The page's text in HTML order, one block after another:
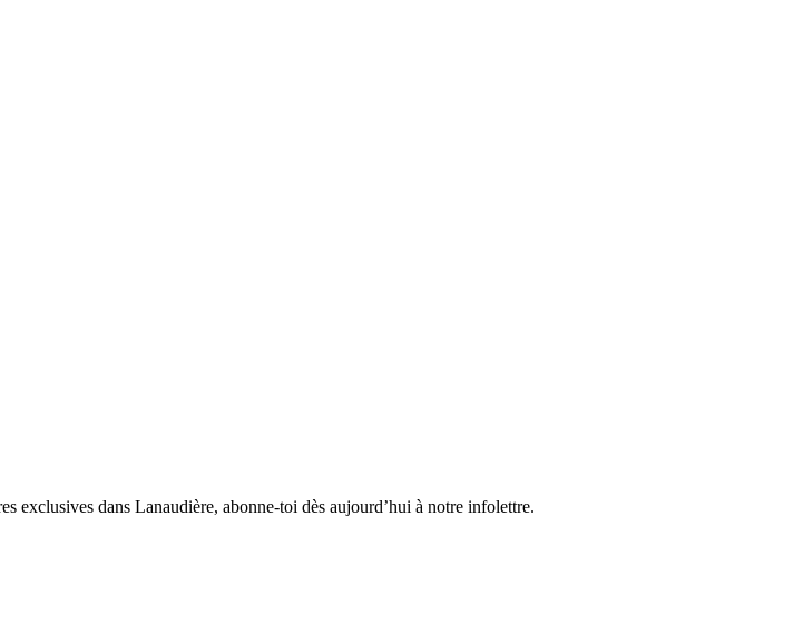
exclusives dans Lanaudière, abonne-toi dès aujourd’hui à notre infolettre.